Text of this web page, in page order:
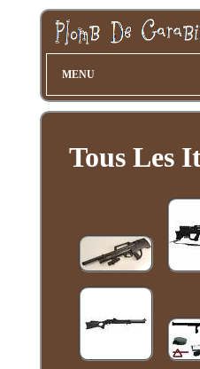
MENU
Tous Les